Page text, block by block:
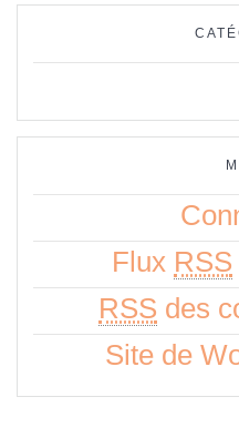
Flux RSS
RSS des
Site de